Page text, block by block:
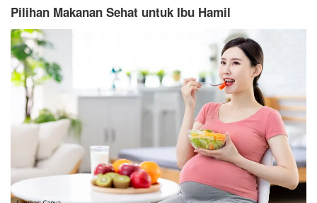
Pilihan Makanan Sehat untuk Ibu Hamil